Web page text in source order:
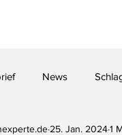
News
25. Jan. 20241